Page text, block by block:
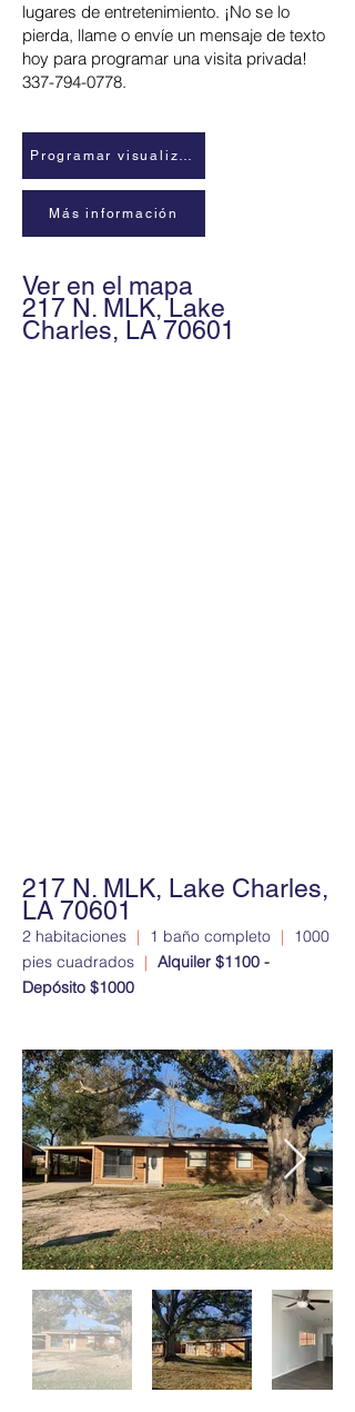
lugares de entretenimiento. ¡No se lo
pierda, llame o envíe un mensaje de texto
hoy para programar una visita privada!
337-794-0778.
Programar visualización
Más información
Ver en el mapa
217 N. MLK, Lake
Charles, LA 70601
217 N. MLK, Lake Charles,
LA 70601
2 habitaciones | 1 baño completo |
1000
pies cuadrados | Alquiler $1100 -
Depósito $1000